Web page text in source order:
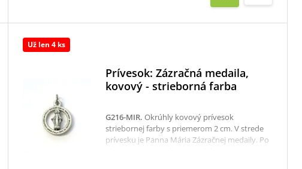
Už len 4 ks
Prívesok: Zázračná medaila,
kovový - strieborná farba
G216-MIR. Okrúhly kovový prívesok
striebornej farby s priemerom 2 cm. V strede
prívesku je Panna Mária Zázračnej medaily. Po